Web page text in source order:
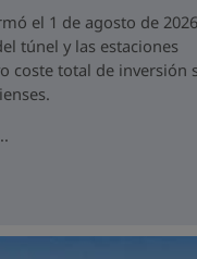
el 1 de agosto de
túnel y las estaciones
coste total de inversión